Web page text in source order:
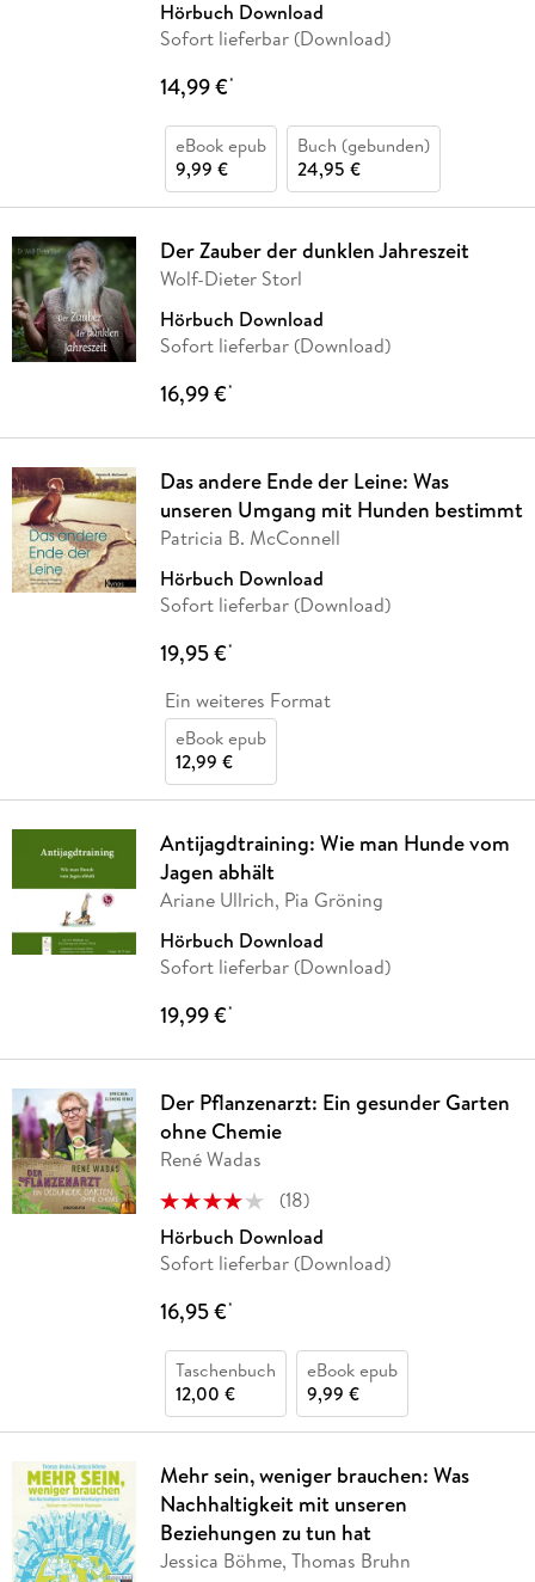
Hörbuch Download
Sofort lieferbar (Download)
14,99 €*
eBook epub
9,99 €
Buch (gebunden)
24,95 €
Der Zauber der dunklen Jahreszeit
Wolf-Dieter Storl
Hörbuch Download
Sofort lieferbar (Download)
16,99 €*
Das andere Ende der Leine: Was
unseren Umgang mit Hunden bestimmt
Patricia B. McConnell
Hörbuch Download
Sofort lieferbar (Download)
19,95 €*
Ein weiteres Format
eBook epub
12,99 €
Antijagdtraining: Wie man Hunde vom
Jagen abhält
Ariane Ullrich, Pia Gröning
Hörbuch Download
Sofort lieferbar (Download)
19,99 €*
Der Pflanzenarzt: Ein gesunder Garten
ohne Chemie
René Wadas
(18)
Hörbuch Download
Sofort lieferbar (Download)
16,95 €*
Taschenbuch
12,00 €
eBook epub
9,99 €
Mehr sein, weniger brauchen: Was
Nachhaltigkeit mit unseren
Beziehungen zu tun hat
Jessica Böhme, Thomas Bruhn